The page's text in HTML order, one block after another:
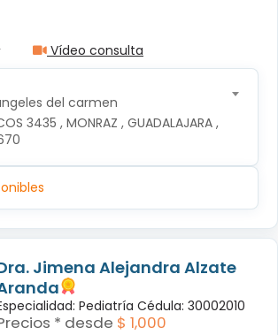
Vídeo consulta
del carmen
Jimena Alejandra Alzate
Pediatría Cédula: 30002010
* desde $ 1,000